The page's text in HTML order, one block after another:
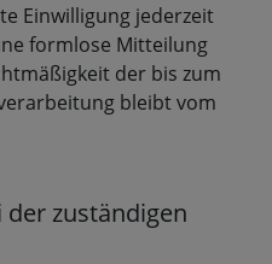
Einwilligung jederzeit
formlose Mitteilung
der bis zum
bleibt vom
zuständigen